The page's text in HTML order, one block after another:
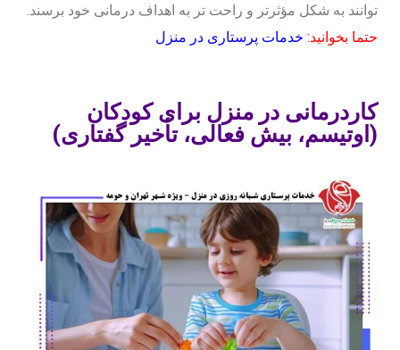
توانند به شکل مؤثرتر و راحت تر به اهداف درمانی خود برسند.
حتما بخوانید: خدمات پرستاری در منزل
کاردرمانی در منزل برای کودکان
(اوتیسم، بیش فعالی، تأخیر گفتاری)